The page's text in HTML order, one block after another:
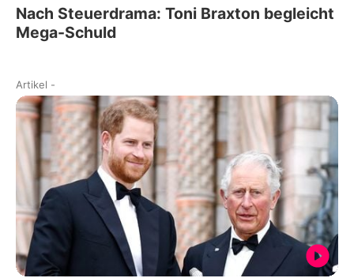
Nach Steuerdrama: Toni Braxton begleicht
Mega-Schuld
Artikel -